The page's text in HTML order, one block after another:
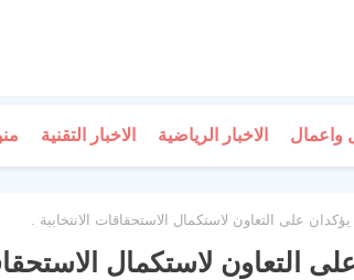
واعمال الاخبار الرياضية الاخبار التقنية
على التعاون لاستكمال الاستحقاقات الانتخابية .
التعاون لاستكمال